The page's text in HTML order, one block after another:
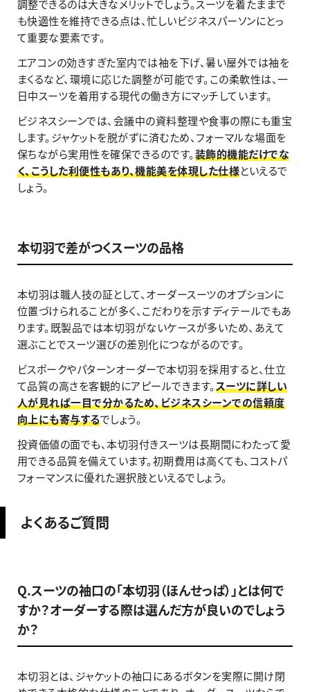
調整できるのは大きなメリットでしょう。スーツを着たままで
も快適性を維持できる点は、忙しいビジネスパーソンにとっ
て重要な要素です。
エアコンの効きすぎた室内では袖を下げ、暑い屋外では袖を
まくるなど、環境に応じた調整が可能です。この柔軟性は、一
日中スーツを着用する現代の働き方にマッチしています。
ビジネスシーンでは、会議中の資料整理や食事の際にも重宝
します。ジャケットを脱がずに済むため、フォーマルな場面を
保ちながら実用性を確保できるのです。装飾的機能だけでな
く、こうした利便性もあり、機能美を体現した仕様といえるで
しょう。
本切羽で差がつくスーツの品格
本切羽は職人技の証として、オーダースーツのオプションに
位置づけられることが多く、こだわりを示すディテールでもあ
ります。既製品では本切羽がないケースが多いため、あえて
選ぶことでスーツ選びの差別化につながるのです。
ビスポークやパターンオーダーで本切羽を採用すると、仕立
て品質の高さを客観的にアピールできます。スーツに詳しい
人が見れば一目で分かるため、ビジネスシーンでの信頼度
向上にも寄与するでしょう。
投資価値の面でも、本切羽付きスーツは長期間にわたって愛
用できる品質を備えています。初期費用は高くても、コストパ
フォーマンスに優れた選択肢といえるでしょう。
よくあるご質問
Q.スーツの袖口の「本切羽（ほんせっぱ）」とは何で
すか？オーダーする際は選んだ方が良いのでしょう
か？
本切羽とは、ジャケットの袖口にあるボタンを実際に開け閉